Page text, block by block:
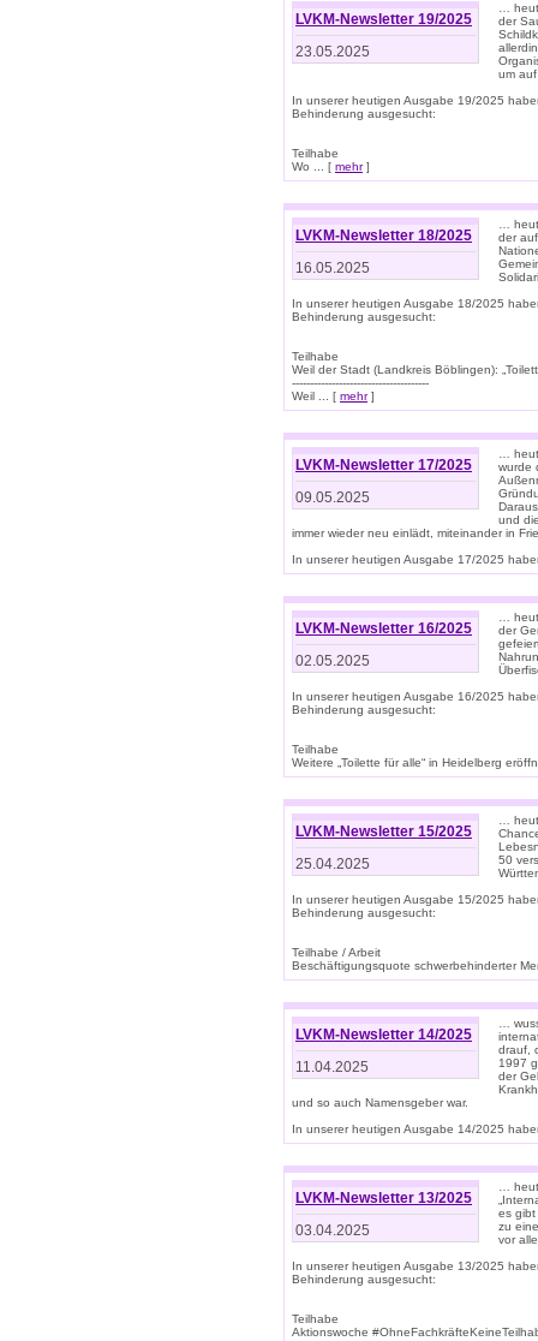
LVKM-Newsletter 19/2025
23.05.2025
…
der
um
In unserer heutigen Ausgabe 19/2025
Behinderung ausgesucht:
Teilhabe
Wo ... [ mehr]
LVKM-Newsletter 18/2025
16.05.2025
…
der
In unserer heutigen Ausgabe 18/2025
Behinderung ausgesucht:
Teilhabe
Weil der Stadt (Landkreis Böblingen):
--------------------------------------
Weil ... [ mehr]
LVKM-Newsletter 17/2025
09.05.2025
…
wurde
und
immer wieder neu einlädt, miteinander in
In unserer heutigen Ausgabe 17/2025
LVKM-Newsletter 16/2025
02.05.2025
…
der
In unserer heutigen Ausgabe 16/2025
Behinderung ausgesucht:
Teilhabe
Weitere „Toilette für alle“ in Heidelberg
LVKM-Newsletter 15/2025
25.04.2025
…
50
In unserer heutigen Ausgabe 15/2025
Behinderung ausgesucht:
Teilhabe / Arbeit
Beschäftigungsquote schwerbehinderter
LVKM-Newsletter 14/2025
11.04.2025
…
drauf,
1997
der
und so auch Namensgeber war.
In unserer heutigen Ausgabe 14/2025
LVKM-Newsletter 13/2025
03.04.2025
…
es gibt
zu
vor
In unserer heutigen Ausgabe 13/2025
Behinderung ausgesucht:
Teilhabe
Aktionswoche